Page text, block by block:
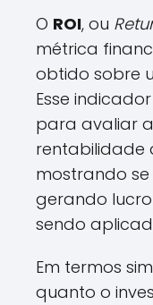
O ROI, ou
métrica
obtido sobre
Esse
para avaliar
rentabilidade
mostrando
gerando
sendo
Em termos
quanto o